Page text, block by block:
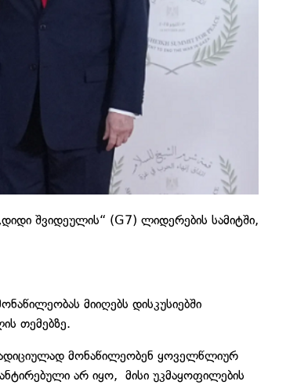
შვიდეულის“ (G7) ლიდერების სამიტში,
მიიღებს დისკუსიებში
თემებზე.
მონაწილეობენ ყოველწლიურ
არ იყო, მისი უკმაყოფილების